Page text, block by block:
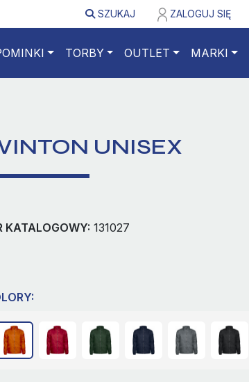
SZUKAJ ZALOGUJ SIĘ
TORBY OUTLET MARKI
UNISEX
KATALOGOWY: 131027